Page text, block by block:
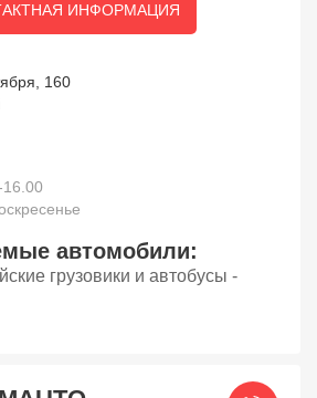
ИНФОРМАЦИЯ
160
16.00
автомобили:
грузовики и автобусы -